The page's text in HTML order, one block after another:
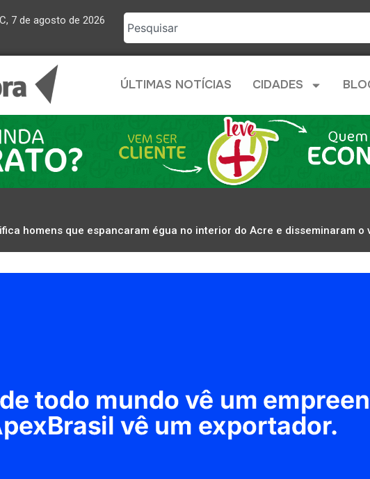
7 de agosto de 2026
ÚLTIMAS NOTÍCIAS CIDADES
homens que espancaram égua no interior do Acre e disseminaram o